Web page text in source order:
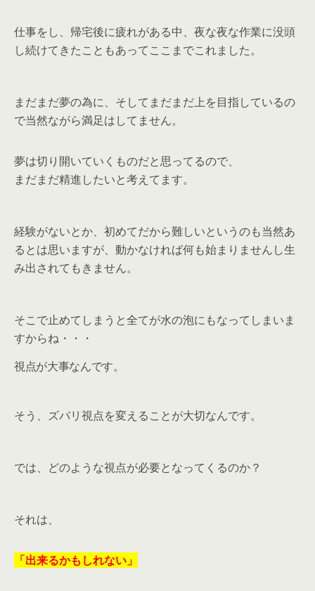
仕事をし、帰宅後に疲れがある中、夜な夜な作業に没頭
し続けてきたこともあってここまでこれました。
まだまだ夢の為に、そしてまだまだ上を目指しているの
で当然ながら満足はしてません。
夢は切り開いていくものだと思ってるので、
まだまだ精進したいと考えてます。
経験がないとか、初めてだから難しいというのも当然あ
るとは思いますが、動かなければ何も始まりませんし生
み出されてもきません。
そこで止めてしまうと全てが水の泡にもなってしまいま
すからね・・・
視点が大事なんです。
そう、ズバリ視点を変えることが大切なんです。
では、どのような視点が必要となってくるのか？
それは、
「出来るかもしれない」